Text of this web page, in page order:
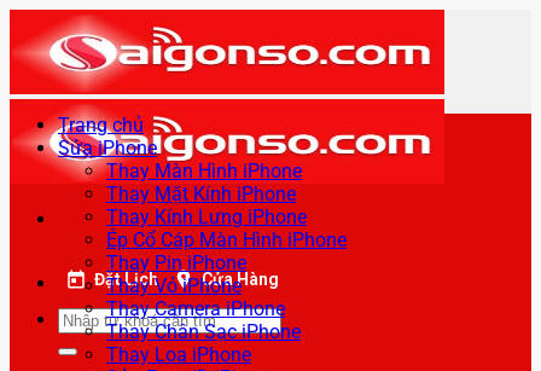
qua
nội
dung
Đặt Lịch Cửa Hàng
Tìm
kiếm:
Trang chủ
Sửa iPhone
Thay Màn Hình iPhone
Thay Mặt Kính iPhone
Thay Kính Lưng iPhone
Ép Cổ Cáp Màn Hình iPhone
Thay Pin iPhone
Thay Vỏ iPhone
Thay Camera iPhone
Thay Chân Sạc iPhone
Thay Loa iPhone